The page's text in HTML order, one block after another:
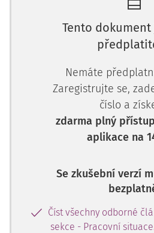
Tento
Nemáte
Zaregistrujte se,
číslo a
zdarma plný
aplikace na
Se zkušební verzí
Číst všechny odborné
sekce - Pracovní